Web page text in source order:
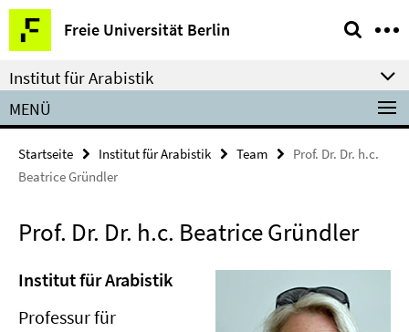
Springe
direkt
zu
Inhalt
Freie Universität Berlin
Service-
Navigation
Institut für Arabistik
MENÜ
Startseite Institut für Arabistik Team
Prof. Dr. Dr. h.c.
Beatrice Gründler
Prof. Dr. Dr. h.c. Beatrice Gründler
Institut für Arabistik
Professur für